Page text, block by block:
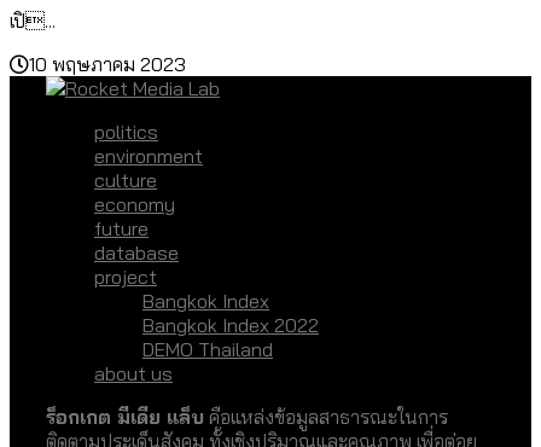
เปิ...
10 พฤษภาคม 2023
politics
environment
culture
economy
future
database
project
Bangkok Index
Bangkok Index 2022
DEMO Thailand
about us
ร็อกเกต มีเดีย แล็บ คือแหล่งข้อมูลสาธารณะในการ
ติดตามประเด็นสังคม ทั้งเชิงปริมาณและคุณภาพ เพื่อต่อย